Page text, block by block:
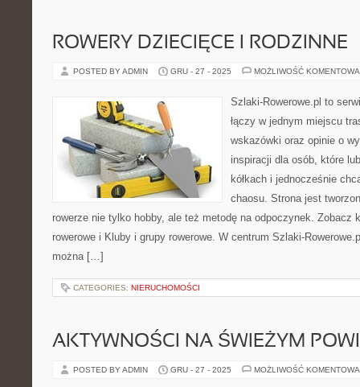
ROWERY DZIECIĘCE I RODZINNE
POSTED BY ADMIN GRU - 27 - 2025 MOŻLIWOŚĆ
Szlaki-Rowerowe.pl to
łączy w jednym miejscu
wskazówki oraz opinie o
inspiracji dla osób, które
kółkach i jednocześnie
chaosu. Strona jest
rowerze nie tylko hobby, ale też metodę na odpoczynek. Zobacz
rowerowe i Kluby i grupy rowerowe. W centrum Szlaki-
można […]
CATEGORIES: NIERUCHOMOŚCI
AKTYWNOŚCI NA ŚWIEŻYM
POSTED BY ADMIN GRU - 27 - 2025 MOŻLIWOŚĆ